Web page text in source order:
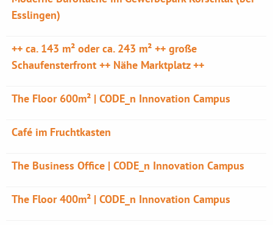
Esslingen)
++ ca. 143 m² oder ca. 243 m² ++ große
Schaufensterfront ++ Nähe Marktplatz ++
The Floor 600m² | CODE_n Innovation Campus
Café im Fruchtkasten
The Business Office | CODE_n Innovation Campus
The Floor 400m² | CODE_n Innovation Campus